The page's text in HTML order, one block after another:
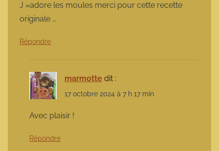
J »adore les moules merci pour cette recette
originale …
Répondre
marmotte dit :
17 octobre 2024 à 7 h 17 min
Avec plaisir !
Répondre